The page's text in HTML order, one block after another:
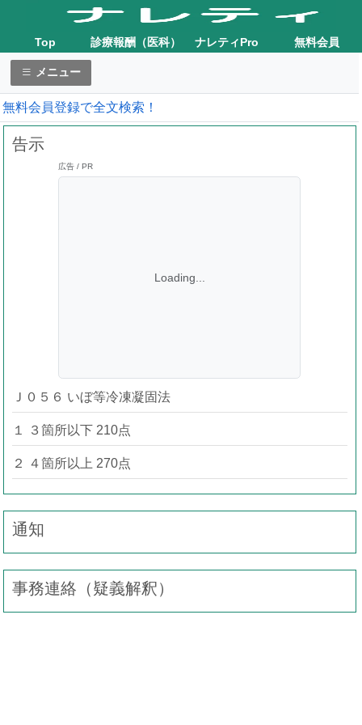
Top 診療報酬（医科） ナレティPro 無料会員
メニュー
無料会員登録で全文検索！
告示
広告 / PR
Loading...
Ｊ０５６ いぼ等冷凍凝固法
１ ３箇所以下 210点
２ ４箇所以上 270点
通知
事務連絡（疑義解釈）